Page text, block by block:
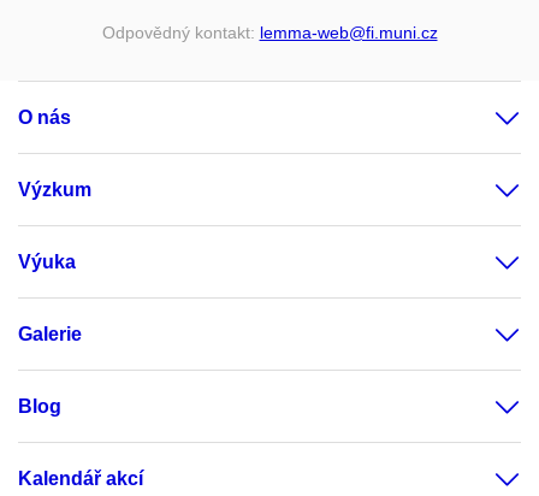
Odpovědný kontakt: lemma-web@fi.muni.cz
O nás
Výzkum
Výuka
Galerie
Blog
Kalendář akcí